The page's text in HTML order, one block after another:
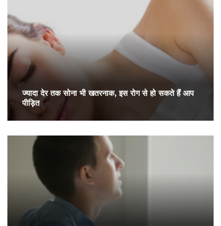
ज्यादा देर तक सोना भी खतरनाक, इस रोग से हो सकते हैं आप
पीड़ित